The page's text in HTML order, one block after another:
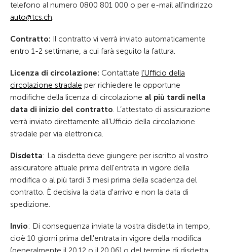
telefono al numero 0800 801 000 o per e-mail all’indirizzo
t
tcs ch.
Contratto: Il contratto vi verrà inviato automaticamente
entro 1-2 settimane, a cui farà seguito la fattura.
Licenza di circolazione: Contattate l’Ufficio della
circolazione stradale per richiedere le opportune
modifiche della licenza di circolazione al più tardi nella
data di inizio del contratto. L’attestato di assicurazione
verrà inviato direttamente all’Ufficio della circolazione
stradale per via elettronica.
Disdetta: La disdetta deve giungere per iscritto al vostro
assicuratore attuale prima dell'entrata in vigore della
modifica o al più tardi 3 mesi prima della scadenza del
contratto. È decisiva la data d'arrivo e non la data di
spedizione.
Invio: Di conseguenza inviate la vostra disdetta in tempo,
cioè 10 giorni prima dell'entrata in vigore della modifica